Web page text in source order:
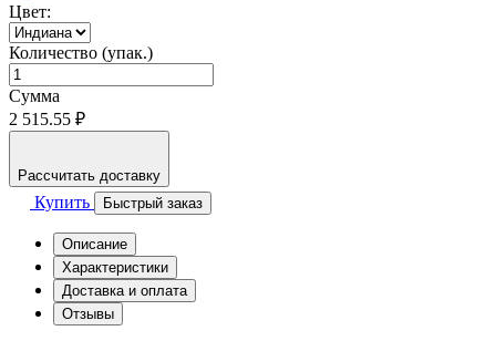
Цвет:
Количество (упак.)
Сумма
2 515.55 ₽
Рассчитать доставку
Купить Быстрый заказ
Описание
Характеристики
Доставка и оплата
Отзывы